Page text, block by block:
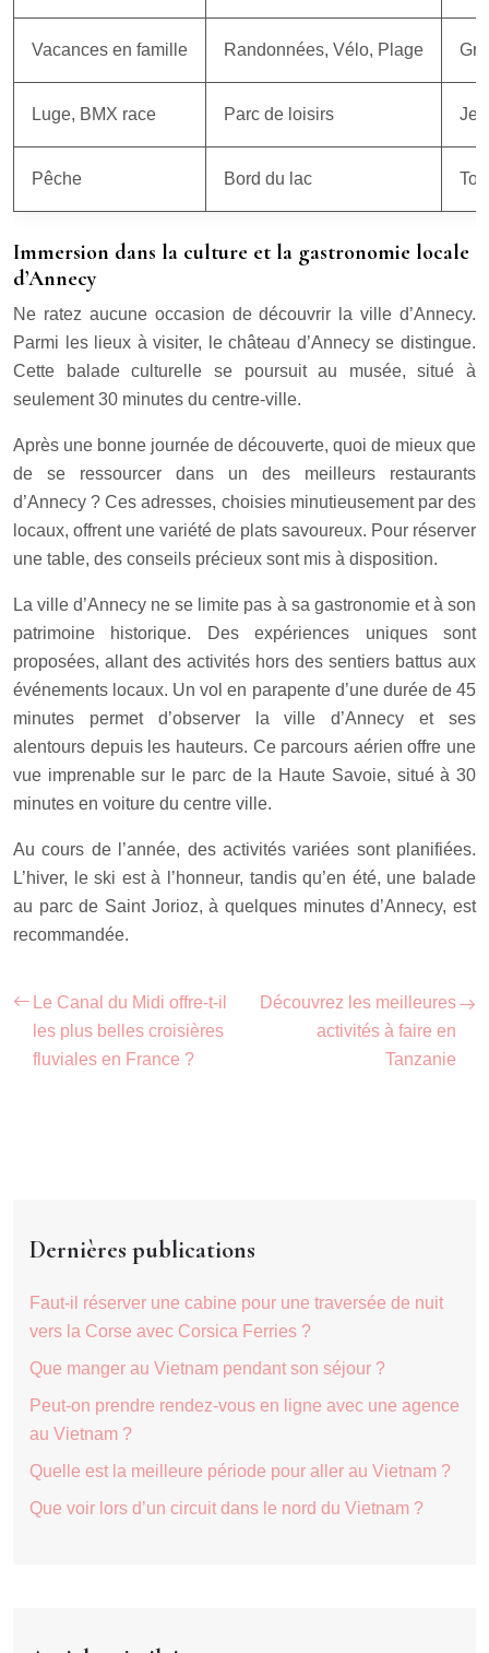
Vacances en famille Randonnées, Vélo, Plage
Luge, BMX race Parc de loisirs
Pêche Bord du lac
Immersion dans la culture et la gastronomie locale
d’Annecy
Ne ratez aucune occasion de découvrir la ville d’Annecy.
Parmi les lieux à visiter, le château d’Annecy se distingue.
Cette balade culturelle se poursuit au musée, situé à
seulement 30 minutes du centre-ville.
Après une bonne journée de découverte, quoi de mieux que
de se ressourcer dans un des meilleurs restaurants
d’Annecy ? Ces adresses, choisies minutieusement par des
locaux, offrent une variété de plats savoureux. Pour réserver
une table, des conseils précieux sont mis à disposition.
La ville d’Annecy ne se limite pas à sa gastronomie et à son
patrimoine historique. Des expériences uniques sont
proposées, allant des activités hors des sentiers battus aux
événements locaux. Un vol en parapente d’une durée de 45
minutes permet d’observer la ville d’Annecy et ses
alentours depuis les hauteurs. Ce parcours aérien offre une
vue imprenable sur le parc de la Haute Savoie, situé à 30
minutes en voiture du centre ville.
Au cours de l’année, des activités variées sont planifiées.
L’hiver, le ski est à l’honneur, tandis qu’en été, une balade
au parc de Saint Jorioz, à quelques minutes d’Annecy, est
recommandée.
Le Canal du Midi offre-t-il
les plus belles croisières
fluviales en France ?
Découvrez les meilleures
activités à faire en
Tanzanie
Dernières publications
Faut-il réserver une cabine pour une traversée de nuit
vers la Corse avec Corsica Ferries ?
Que manger au Vietnam pendant son séjour ?
Peut-on prendre rendez-vous en ligne avec une agence
au Vietnam ?
Quelle est la meilleure période pour aller au Vietnam ?
Que voir lors d’un circuit dans le nord du Vietnam ?